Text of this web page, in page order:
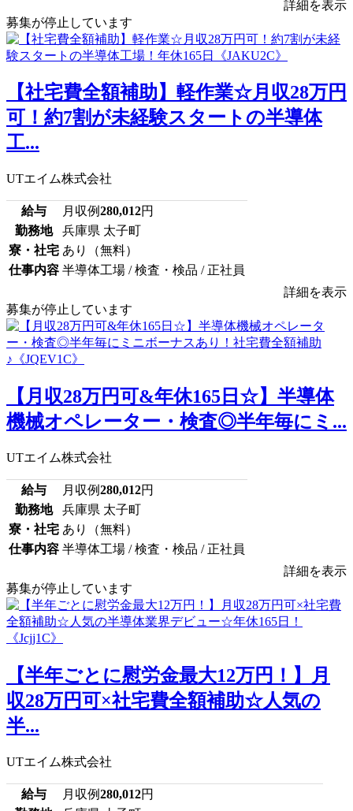
詳細を表示
募集が停止しています
【社宅費全額補助】軽作業☆月収28万円
可！約7割が未経験スタートの半導体
工...
UTエイム株式会社
給与 月収例280,012円
勤務地
兵庫県 太子町
寮・社宅 あり（無料）
仕事内容 半導体工場 / 検査・検品 / 正社員
詳細を表示
募集が停止しています
【月収28万円可&年休165日☆】半導体
機械オペレーター・検査◎半年毎にミ...
UTエイム株式会社
給与 月収例280,012円
勤務地
兵庫県 太子町
寮・社宅 あり（無料）
仕事内容 半導体工場 / 検査・検品 / 正社員
詳細を表示
募集が停止しています
【半年ごとに慰労金最大12万円！】月
収28万円可×社宅費全額補助☆人気の
半...
UTエイム株式会社
給与 月収例280,012円